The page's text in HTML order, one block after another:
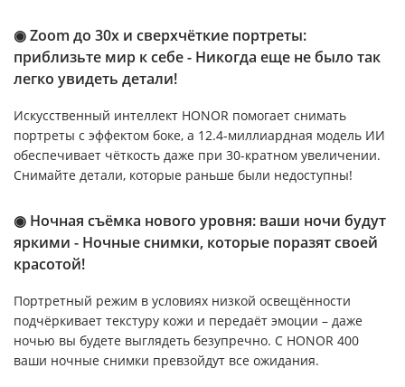
◉ Zoom до 30x и сверхчёткие портреты:
приблизьте мир к себе - Никогда еще не было так
легко увидеть детали!
Искусственный интеллект HONOR помогает снимать
портреты с эффектом боке, а 12.4-миллиардная модель ИИ
обеспечивает чёткость даже при 30-кратном увеличении.
Снимайте детали, которые раньше были недоступны!
◉ Ночная съёмка нового уровня: ваши ночи будут
яркими - Ночные снимки, которые поразят своей
красотой!
Портретный режим в условиях низкой освещённости
подчёркивает текстуру кожи и передаёт эмоции – даже
ночью вы будете выглядеть безупречно. С HONOR 400
ваши ночные снимки превзойдут все ожидания.